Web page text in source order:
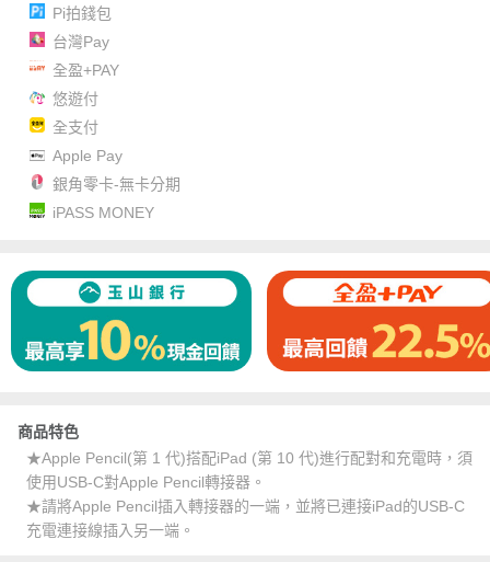
Pi拍錢包
台灣Pay
全盈+PAY
悠遊付
全支付
Apple Pay
銀角零卡-無卡分期
iPASS MONEY
商品特色
★Apple Pencil(第 1 代)搭配iPad (第 10 代)進行配對和充電時，須
使用USB-C對Apple Pencil轉接器。
★請將Apple Pencil插入轉接器的一端，並將已連接iPad的USB-C
充電連接線插入另一端。